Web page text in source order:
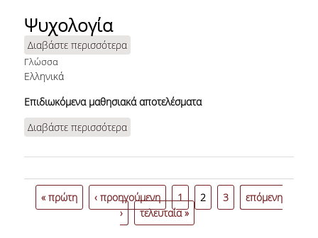
Ψυχολογία
Διαβάστε περισσότεραγια Ψυχολογία
Γλώσσα
Ελληνικά
Επιδιωκόμενα μαθησιακά αποτελέσματα
Διαβάστε περισσότεραγια Ψυχολογία
Σελίδες
« πρώτη ‹ προηγούμενη 1 2 3
επόμενη
›
τελευταία »